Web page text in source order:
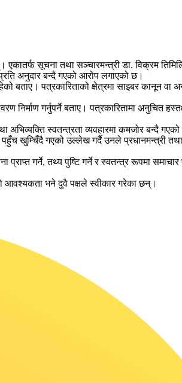
सूचना तथा सञ्चारमन्त्री डा. विक्रम
अनुदार बन्दै गएको आरोप लगाएको छ।
बताए। पत्रकारिताको क्षेत्रमा साइबर कानून वा
निर्माण गर्नुपर्ने बताए। पत्रकारितामा अनुचित
स्वतन्त्रता व्यवहारमा कमजोर बन्दै गएको
खुम्चिँदै गएको उल्लेख गर्दै उनले प्रधानमन्त्री तथा
गर्ने, तथ्य पुष्टि गर्ने र स्वतन्त्र रूपमा
आवश्यकता भने दुवै पक्षले स्वीकार गरेका छन्।